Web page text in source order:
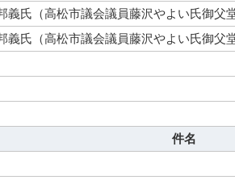
義氏（高松市議会議員藤沢やよい氏御父
義氏（高松市議会議員藤沢やよい氏御父
件名